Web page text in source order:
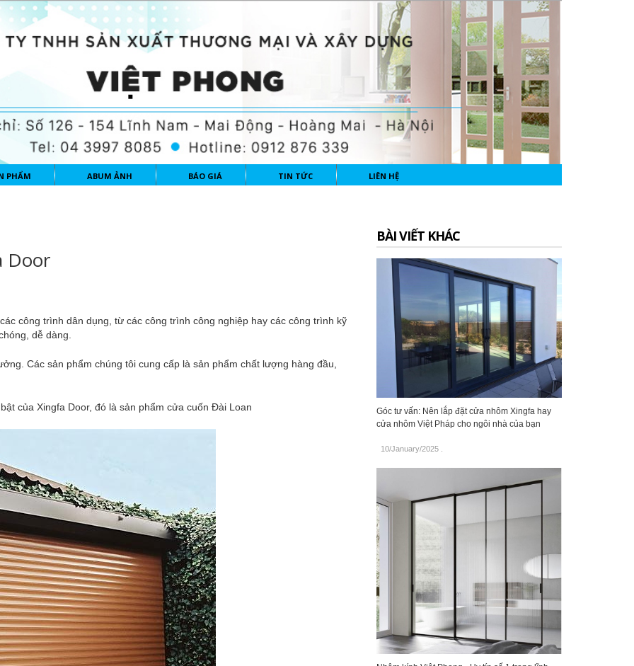
PHẨM ABUM ẢNH BÁO GIÁ TIN TỨC LIÊN HỆ
Door
công trình dân dụng, từ các công trình công nghiệp hay các công trình kỹ
dễ dàng.
Các sản phẩm chúng tôi cung cấp là sản phẩm chất lượng hàng đầu,
của Xingfa Door, đó là sản phẩm cửa cuốn Đài Loan
BÀI VIẾT KHÁC
Góc tư vấn: Nên lắp đặt cửa nhôm Xingfa hay
cửa nhôm Việt Pháp cho ngôi nhà của bạn
10/January/2025.